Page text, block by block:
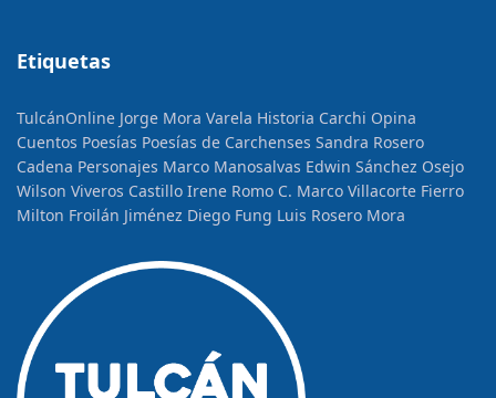
Etiquetas
TulcánOnline Jorge Mora Varela Historia Carchi Opina
Cuentos Poesías Poesías de Carchenses Sandra Rosero
Cadena Personajes Marco Manosalvas Edwin Sánchez Osejo
Wilson Viveros Castillo Irene Romo C. Marco Villacorte Fierro
Milton Froilán Jiménez Diego Fung Luis Rosero Mora